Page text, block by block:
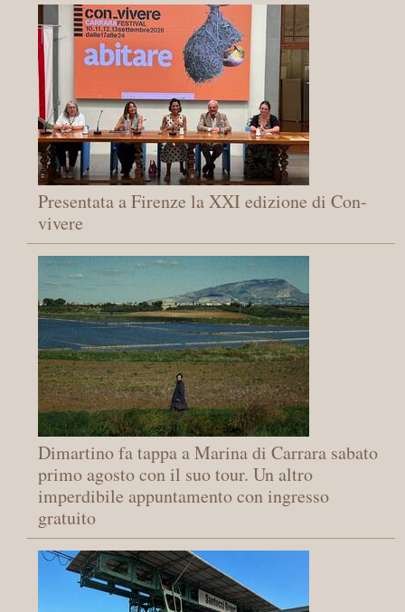
Presentata a Firenze la XXI edizione di Con-
vivere
Dimartino fa tappa a Marina di Carrara sabato
primo agosto con il suo tour. Un altro
imperdibile appuntamento con ingresso
gratuito